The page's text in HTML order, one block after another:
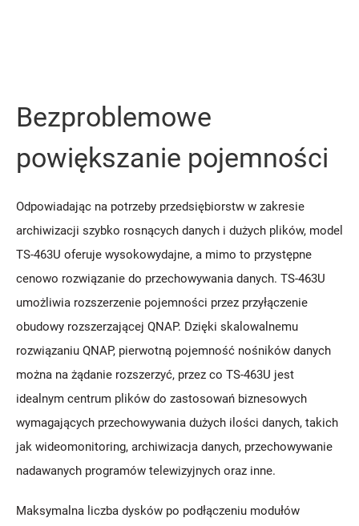
Bezproblemowe
powiększanie pojemności
Odpowiadając na potrzeby przedsiębiorstw w zakresie
archiwizacji szybko rosnących danych i dużych plików, model
TS-463U oferuje wysokowydajne, a mimo to przystępne
cenowo rozwiązanie do przechowywania danych. TS-463U
umożliwia rozszerzenie pojemności przez przyłączenie
obudowy rozszerzającej QNAP. Dzięki skalowalnemu
rozwiązaniu QNAP, pierwotną pojemność nośników danych
można na żądanie rozszerzyć, przez co TS-463U jest
idealnym centrum plików do zastosowań biznesowych
wymagających przechowywania dużych ilości danych, takich
jak wideomonitoring, archiwizacja danych, przechowywanie
nadawanych programów telewizyjnych oraz inne.
Maksymalna liczba dysków po podłączeniu modułów